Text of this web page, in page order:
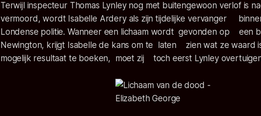
Terwijl inspecteur Thomas Lynley nog met buitengewoon verlof is
vermoord, wordt Isabelle Ardery als zijn tijdelijke vervanger
Londense politie. Wanneer een lichaam wordt gevonden op een
Newington, krijgt Isabelle de kans om te laten zien wat ze waard
mogelijk resultaat te boeken, moet zij toch eerst Lynley